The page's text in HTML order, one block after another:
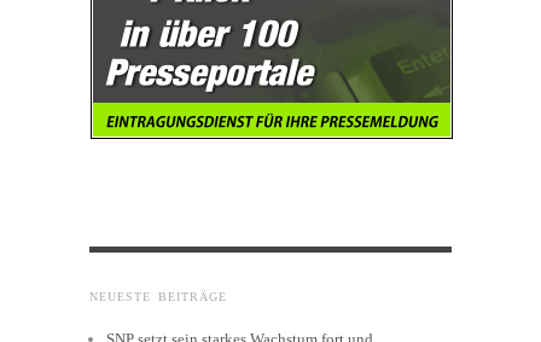
NEUESTE BEITRÄGE